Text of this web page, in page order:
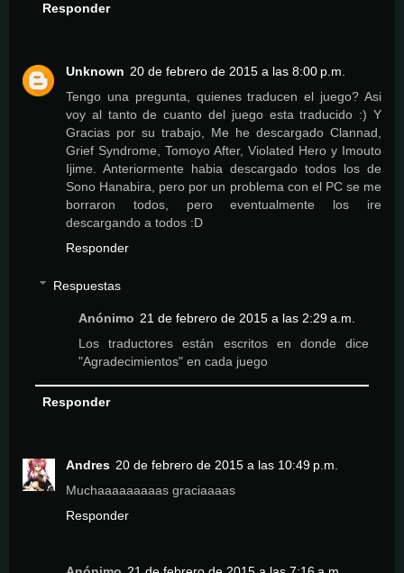
Responder
Unknown 20 de febrero de 2015 a las 8:00 p.m.
Tengo una pregunta, quienes traducen el juego? Asi
voy al tanto de cuanto del juego esta traducido :) Y
Gracias por su trabajo, Me he descargado Clannad,
Grief Syndrome, Tomoyo After, Violated Hero y Imouto
Ijime. Anteriormente habia descargado todos los de
Sono Hanabira, pero por un problema con el PC se me
borraron todos, pero eventualmente los ire
descargando a todos :D
Responder
Respuestas
Anónimo 21 de febrero de 2015 a las 2:29 a.m.
Los traductores están escritos en donde dice
"Agradecimientos" en cada juego
Responder
Andres 20 de febrero de 2015 a las 10:49 p.m.
Muchaaaaaaaaas graciaaaas
Responder